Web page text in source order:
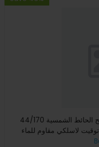
مصابيح الحائط الشمسية 44/170LED في الهواء الطلق ضد الماء
لاسلكي مقاوم للماء